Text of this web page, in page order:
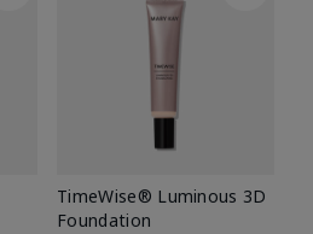
TimeWise® Luminous 3D
Foundation